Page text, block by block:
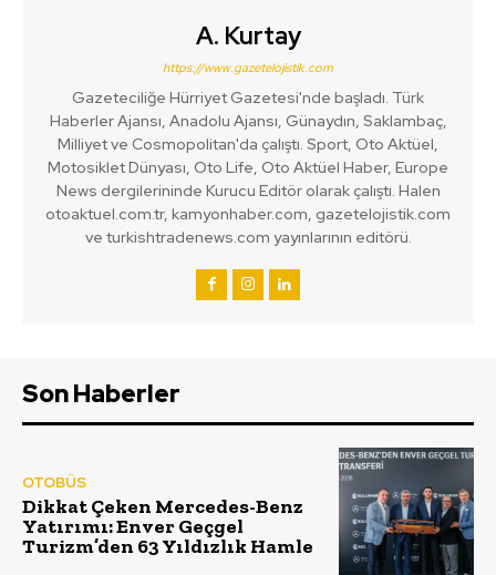
A. Kurtay
https://www.gazetelojistik.com
Gazeteciliğe Hürriyet Gazetesi'nde başladı. Türk
Haberler Ajansı, Anadolu Ajansı, Günaydın, Saklambaç,
Milliyet ve Cosmopolitan'da çalıştı. Sport, Oto Aktüel,
Motosiklet Dünyası, Oto Life, Oto Aktüel Haber, Europe
News dergilerininde Kurucu Editör olarak çalıştı. Halen
otoaktuel.com.tr, kamyonhaber.com, gazetelojistik.com
ve turkishtradenews.com yayınlarının editörü.
Son Haberler
OTOBÜS
Dikkat Çeken Mercedes-Benz
Yatırımı: Enver Geçgel
Turizm’den 63 Yıldızlık Hamle